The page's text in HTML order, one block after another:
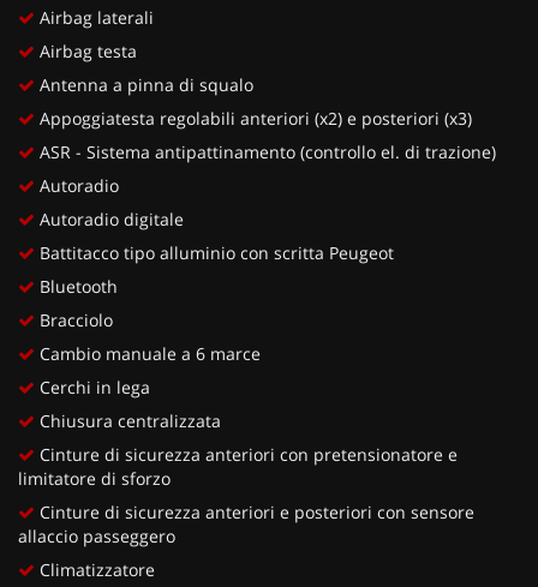
Airbag laterali
Airbag testa
Antenna a pinna di squalo
Appoggiatesta regolabili anteriori (x2) e posteriori (x3)
ASR - Sistema antipattinamento (controllo el. di trazione)
Autoradio
Autoradio digitale
Battitacco tipo alluminio con scritta Peugeot
Bluetooth
Bracciolo
Cambio manuale a 6 marce
Cerchi in lega
Chiusura centralizzata
Cinture di sicurezza anteriori con pretensionatore e
limitatore di sforzo
Cinture di sicurezza anteriori e posteriori con sensore
allaccio passeggero
Climatizzatore